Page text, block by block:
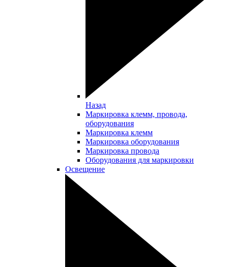
Назад
Маркировка клемм, провода,
оборудования
Маркировка клемм
Маркировка оборудования
Маркировка провода
Оборудования для маркировки
Освещение